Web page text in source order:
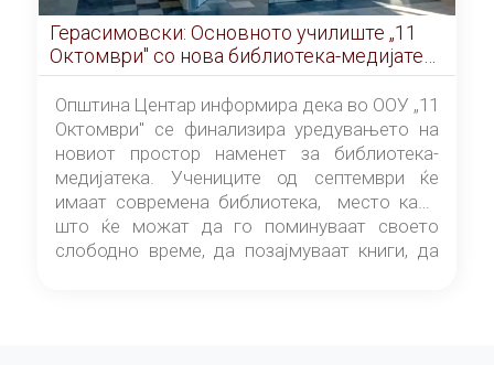
Герасимовски: Основното училиште „11
Октомври" со нова библиотека-медијатека
од септември
Општина Центар информира дека во ООУ „11
Октомври" се финализира уредувањето на
новиот простор наменет за библиотека-
медијатека. Учениците од септември ќе
имаат современа библиотека, место каде
што ќе можат да го поминуваат своето
слободно време, да позајмуваат книги, да